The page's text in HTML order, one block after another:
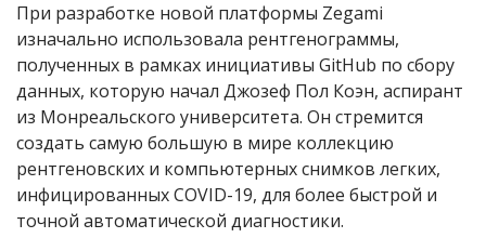
При разработке новой платформы Zegami
изначально использовала рентгенограммы,
полученных в рамках инициативы GitHub по сбору
данных, которую начал Джозеф Пол Коэн, аспирант
из Монреальского университета. Он стремится
создать самую большую в мире коллекцию
рентгеновских и компьютерных снимков легких,
инфицированных COVID-19, для более быстрой и
точной автоматической диагностики.